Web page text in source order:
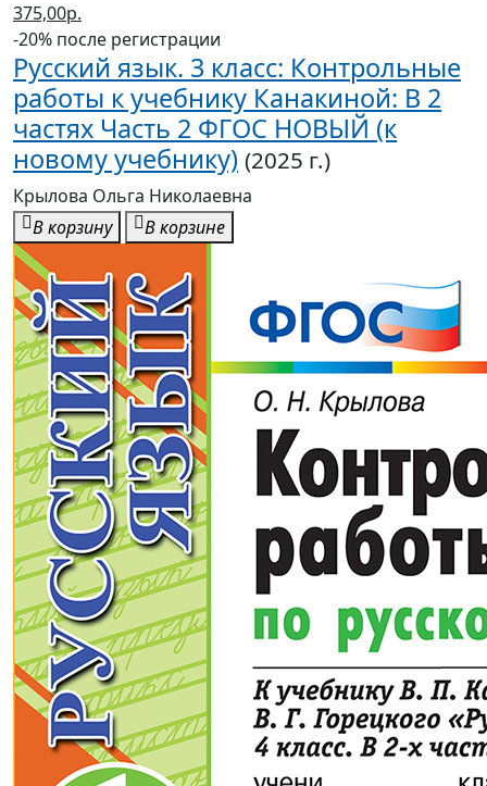
375,00р.
-20% после регистрации
Русский язык. 3 класс: Контрольные
работы к учебнику Канакиной: В 2
частях Часть 2 ФГОС НОВЫЙ (к
новому учебнику) (2025 г.)
Крылова Ольга Николаевна
В корзину
В корзине